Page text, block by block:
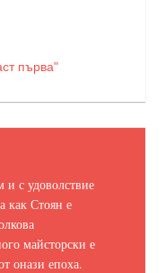
първа"
и с удоволствие
как Стоян е
майсторски е
онази епоха.